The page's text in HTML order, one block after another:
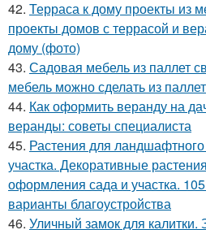
42. Терраса к дому проекты из
проекты домов с террасой и
дому (фото)
43. Садовая мебель из паллет
мебель можно сделать из паллет
44. Как оформить веранду на
веранды: советы специалиста
45. Растения для
участка. Декоративные
оформления сада и участка.
варианты благоустройства
46. Уличный замок для калитки.